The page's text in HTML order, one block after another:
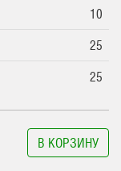
10
25
25
В КОРЗИНУ